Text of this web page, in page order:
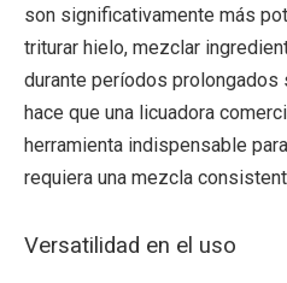
son significativamente más
triturar hielo, mezclar
durante períodos prolongados
hace que una licuadora
herramienta indispensable
requiera una mezcla
Versatilidad en el uso